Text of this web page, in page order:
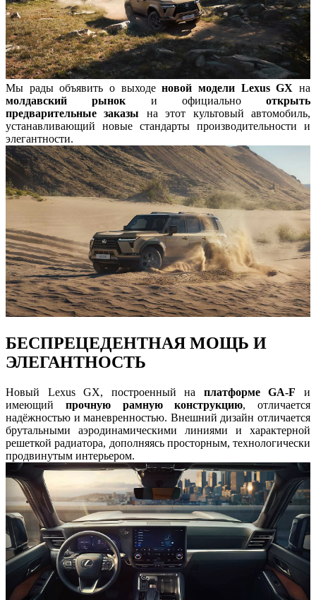
Мы рады объявить о выходеновой модели Lexus GX на
молдавский рыноки официально открыть
предварительные заказы на этот культовый автомобиль,
устанавливающий новые стандарты производительности и
элегантности.
БЕСПРЕЦЕДЕНТНАЯ МОЩЬ И
ЭЛЕГАНТНОСТЬ
Новый Lexus GX, построенный на платформе GA-F и
имеющий прочную рамную конструкцию, отличается
надёжностью и маневренностью. Внешний дизайн отличается
брутальными аэродинамическими линиями и характерной
решеткой радиатора, дополняясь просторным, технологически
продвинутым интерьером.